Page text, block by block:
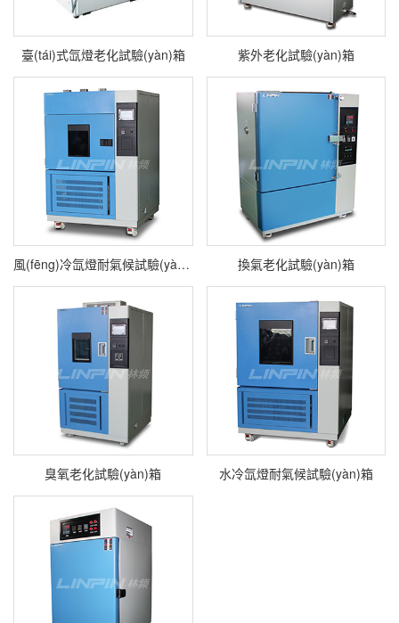
臺(tái)式氙燈老化試驗(yàn)箱 紫外老化試驗(yàn)箱
風(fēng)冷氙燈耐氣候試驗(yàn)箱 換氣老化試驗(yàn)箱
臭氧老化試驗(yàn)箱 水冷氙燈耐氣候試驗(yàn)箱